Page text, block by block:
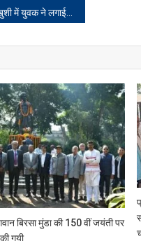
बंजी जंपिंग की छलांग, टूटी रस्सी, फिर जो हुआ…
बिरसा मुंडा की 150 वीं जयंती पर
गयी